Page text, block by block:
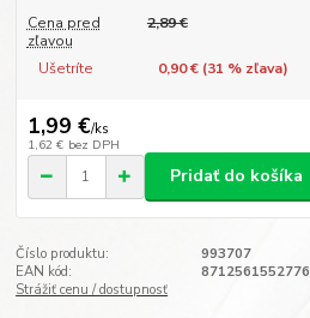
Cena pred
zľavou
2,89 €
Ušetríte 0,90 € (31 % zľava)
1,99 €/ks
1,62 € bez DPH
Pridať do košíka
Číslo produktu:
993707
EAN kód:
8712561552776
Strážiť cenu / dostupnosť